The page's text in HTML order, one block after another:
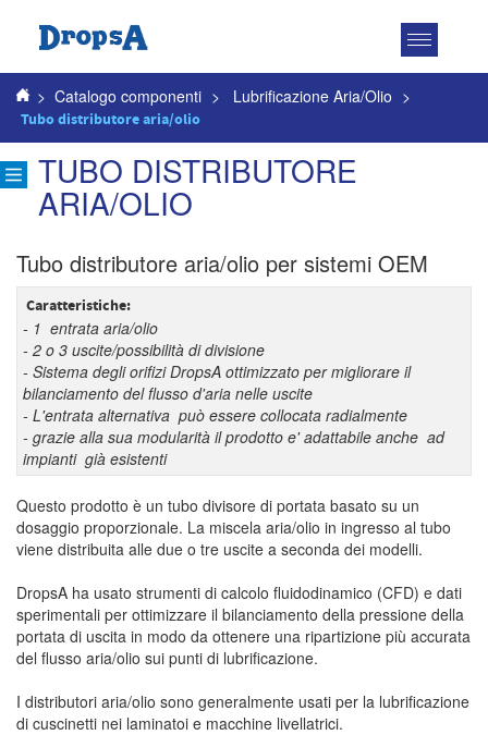
Attiva
> Catalogo componenti > Lubrificazione Aria/Olio >
Tubo distributore aria/olio
TUBO DISTRIBUTORE
ARIA/OLIO
Tubo distributore aria/olio per sistemi OEM
Caratteristiche:
- 1 entrata aria/olio
- 2 o 3 uscite/possibilità di divisione
- Sistema degli orifizi DropsA ottimizzato per migliorare il
bilanciamento del flusso d'aria nelle uscite
- L'entrata alternativa può essere collocata radialmente
- grazie alla sua modularità il prodotto e' adattabile anche ad
impianti già esistenti
Questo prodotto è un tubo divisore di portata basato su un
dosaggio proporzionale. La miscela aria/olio in ingresso al tubo
viene distribuita alle due o tre uscite a seconda dei modelli.
DropsA ha usato strumenti di calcolo fluidodinamico (CFD) e dati
sperimentali per ottimizzare il bilanciamento della pressione della
portata di uscita in modo da ottenere una ripartizione più accurata
del flusso aria/olio sui punti di lubrificazione.
I distributori aria/olio sono generalmente usati per la lubrificazione
di cuscinetti nei laminatoi e macchine livellatrici.